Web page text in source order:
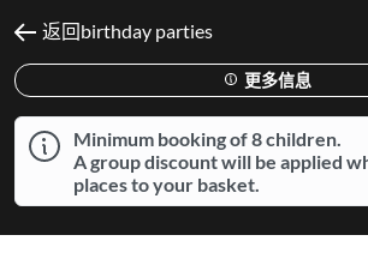
返回birthday parties
更多信息
Minimum booking of 8 children.
A group discount will be applied
places to your basket.